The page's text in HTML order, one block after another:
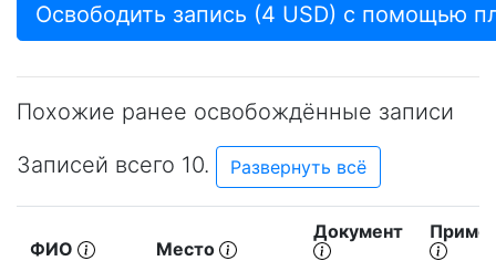
Похожие ранее освобождённые записи
Записей всего 10. Развернуть всё
ФИО Место
Документ